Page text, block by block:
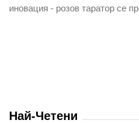
иновация - розов таратор се
Най-Четени